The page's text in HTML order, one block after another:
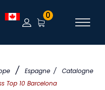
/ Espagne /
Catalogne
Top 10 Barcelona
0